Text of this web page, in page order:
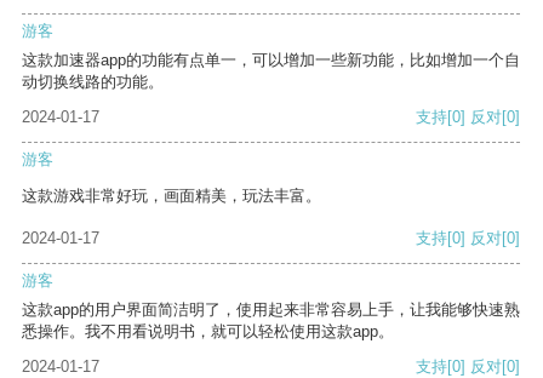
游客
这款加速器app的功能有点单一，可以增加一些新功能，比如增加一个自
动切换线路的功能。
2024-01-17
支持[0] 反对[0]
游客
这款游戏非常好玩，画面精美，玩法丰富。
2024-01-17 支持[0] 反对[0]
游客
这款app的用户界面简洁明了，使用起来非常容易上手，让我能够快速熟
悉操作。我不用看说明书，就可以轻松使用这款app。
2024-01-17
支持[0] 反对[0]